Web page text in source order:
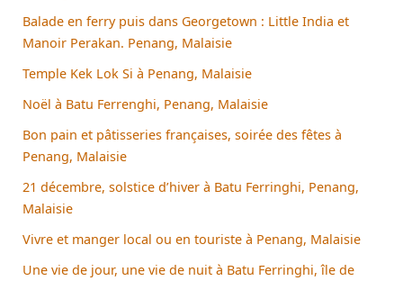
Balade en ferry puis dans Georgetown : Little India et
Manoir Perakan. Penang, Malaisie
Temple Kek Lok Si à Penang, Malaisie
Noël à Batu Ferrenghi, Penang, Malaisie
Bon pain et pâtisseries françaises, soirée des fêtes à
Penang, Malaisie
21 décembre, solstice d’hiver à Batu Ferringhi, Penang,
Malaisie
Vivre et manger local ou en touriste à Penang, Malaisie
Une vie de jour, une vie de nuit à Batu Ferringhi, île de